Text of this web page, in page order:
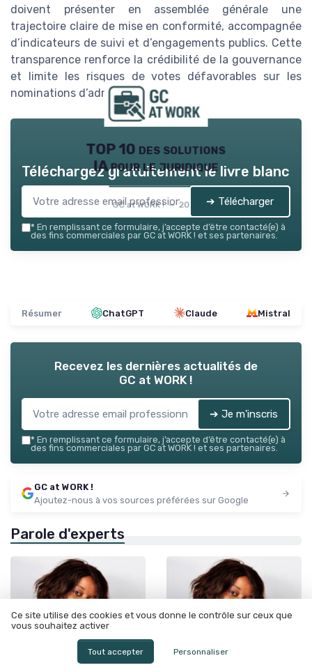
doivent présenter en assemblée générale une
trajectoire claire de mise en conformité, accompagnée
d’indicateurs de suivi et d’engagements publics. Cette
transparence renforce la crédibilité de la gouvernance
et limite les risques de votes défavorables sur les
nominations d’administrateurs.
TOP 10 des solutions
IA pour le juridique
GC at WORK ! — 2026
Téléchargez gratuitement le livre blanc
➔ Télécharger
* En remplissant ce formulaire, j’accepte d’être contacté(e) à
des fins commerciales par GC at WORK ! et ses partenaires.
Résumer ChatGPT Claude Mistral
Recevez les dernières actualités de
GC at WORK !
➔ Je m'inscris
* En remplissant ce formulaire, j’accepte d’être contacté(e) à
des fins commerciales par GC at WORK ! et ses partenaires.
GC at WORK !
Ajoutez-nous à vos sources préférées sur Google
Parole d'experts
Ce site utilise des cookies et vous donne le contrôle sur ceux que
vous souhaitez activer
Tout accepter Personnaliser